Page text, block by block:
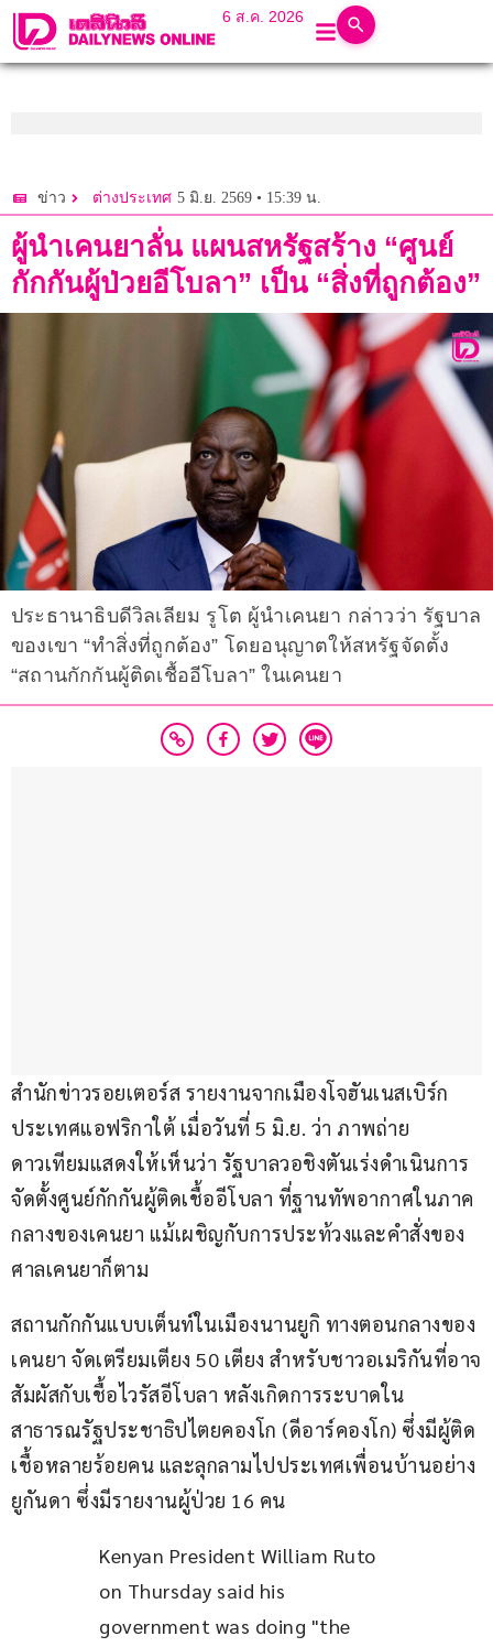
6 ส.ค. 2026
ข่าว ต่างประเทศ 5 มิ.ย. 2569 • 15:39 น.
ผู้นำเคนยาลั่น แผนสหรัฐสร้าง “ศูนย์
กักกันผู้ป่วยอีโบลา” เป็น “สิ่งที่ถูกต้อง”
ประธานาธิบดีวิลเลียม รูโต ผู้นำเคนยา กล่าวว่า รัฐบาล
ของเขา “ทำสิ่งที่ถูกต้อง” โดยอนุญาตให้สหรัฐจัดตั้ง
“สถานกักกันผู้ติดเชื้ออีโบลา” ในเคนยา
สำนักข่าวรอยเตอร์ส รายงานจากเมืองโจฮันเนสเบิร์ก
ประเทศแอฟริกาใต้ เมื่อวันที่ 5 มิ.ย. ว่า ภาพถ่าย
ดาวเทียมแสดงให้เห็นว่า รัฐบาลวอชิงตันเร่งดำเนินการ
จัดตั้งศูนย์กักกันผู้ติดเชื้ออีโบลา ที่ฐานทัพอากาศในภาค
กลางของเคนยา แม้เผชิญกับการประท้วงและคำสั่งของ
ศาลเคนยาก็ตาม
สถานกักกันแบบเต็นท์ในเมืองนานยูกิ ทางตอนกลางของ
เคนยา จัดเตรียมเตียง 50 เตียง สำหรับชาวอเมริกันที่อาจ
สัมผัสกับเชื้อไวรัสอีโบลา หลังเกิดการระบาดใน
สาธารณรัฐประชาธิปไตยคองโก (ดีอาร์คองโก) ซึ่งมีผู้ติด
เชื้อหลายร้อยคน และลุกลามไปประเทศเพื่อนบ้านอย่าง
ยูกันดา ซึ่งมีรายงานผู้ป่วย 16 คน
Kenyan President William Ruto
on Thursday said his
government was doing "the